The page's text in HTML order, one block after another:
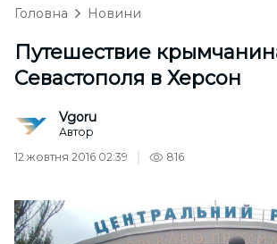
Головна Новини
Путешествие
Севастополя в Херсон
Vgoru
Автор
12 жовтня 2016 02:39
816